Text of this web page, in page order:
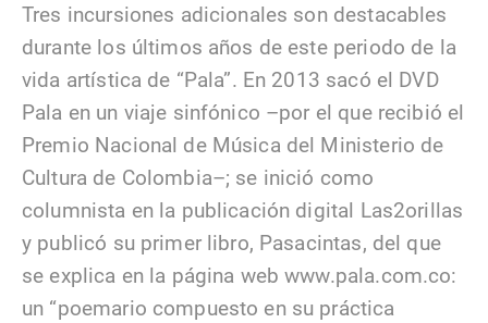
Tres incursiones adicionales son destacables
durante los últimos años de este periodo de la
vida artística de “Pala”. En 2013 sacó el DVD
Pala en un viaje sinfónico –por el que recibió el
Premio Nacional de Música del Ministerio de
Cultura de Colombia–; se inició como
columnista en la publicación digital Las2orillas
y publicó su primer libro, Pasacintas, del que
se explica en la página web www.pala.com.co:
un “poemario compuesto en su práctica